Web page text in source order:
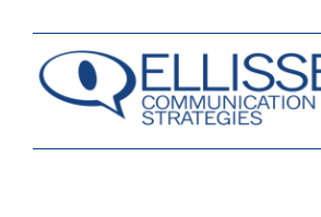
contenuto